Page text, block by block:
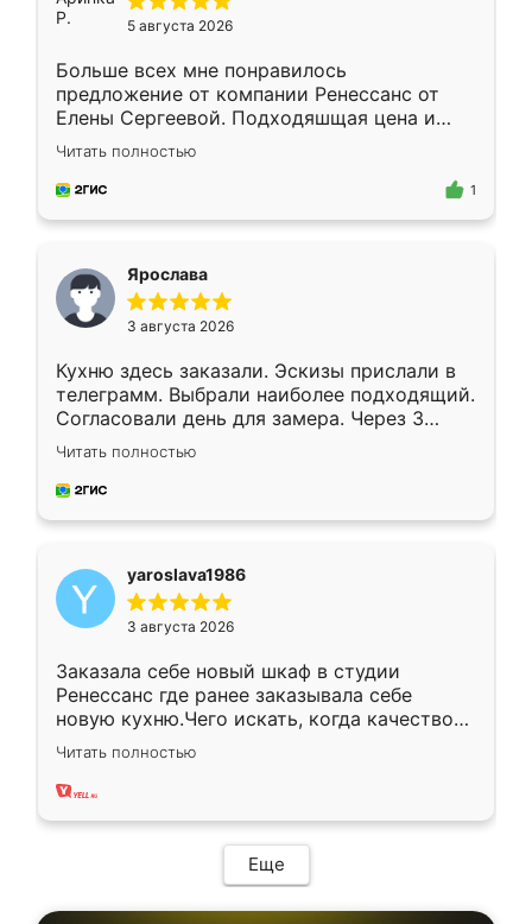
5 августа 2026
Больше всех мне понравилось
предложение от компании Ренессанс от
Елены Сергеевой. Подходяшщая цена и
короткие сроки изготовления. Приехавший
для замера сотрудник Владислав
предложил по моему эскизу самый
Читать полностью
1
Ярослава
3 августа 2026
Кухню здесь заказали. Эскизы прислали в
телеграмм. Выбрали наиболее подходящий.
Согласовали день для замера. Через 3
недели кухня была уже готова. Остались
довольны работой. Спасибо Ренессанс
мебель за качественную работу!
Читать полностью
yaroslava1986
3 августа 2026
Заказала себе новый шкаф в студии
Ренессанс где ранее заказывала себе
новую кухню.Чего искать, когда качеством
вполне довольна. Служит кухня уже почти
два года, нареканий нет.
Читать полностью
Еще